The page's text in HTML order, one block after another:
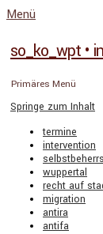
Menü
so_ko_wpt •
Primäres Menü
Springe zum Inhalt
termine
intervention
wuppertal
recht auf
migration
antira
antifa